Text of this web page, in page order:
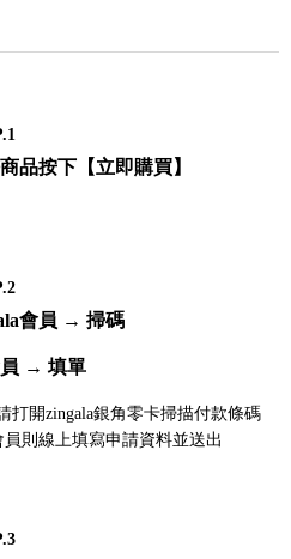
品按下【立即購買】
會員 → 掃碼
→ 填單
打開zingala銀角零卡掃描付款條碼
員則線上填寫申請資料並送出